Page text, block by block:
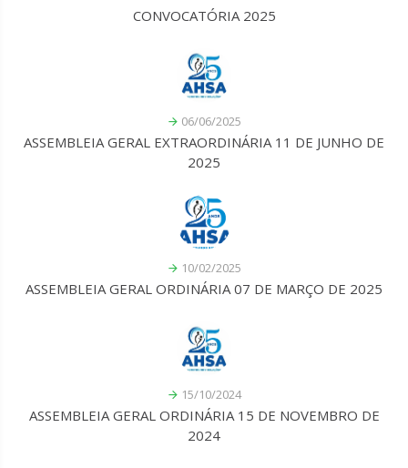
CONVOCATÓRIA 2025
06/06/2025
ASSEMBLEIA GERAL EXTRAORDINÁRIA 11 DE JUNHO DE
2025
10/02/2025
ASSEMBLEIA GERAL ORDINÁRIA 07 DE MARÇO DE 2025
15/10/2024
ASSEMBLEIA GERAL ORDINÁRIA 15 DE NOVEMBRO DE
2024